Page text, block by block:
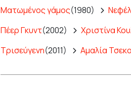
Ματωμένος γάμος(1980)
Πέερ Γκυντ(2002)
Χριστίνα
Τρισεύγενη(2011) Αμαλία